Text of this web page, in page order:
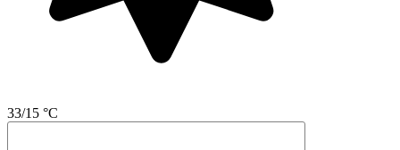
33/15 °C